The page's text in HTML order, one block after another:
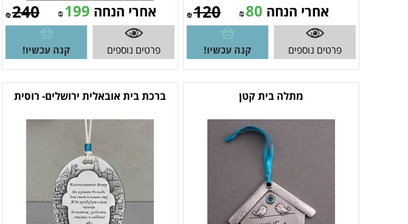
₪120 אחרי הנחה ₪80
פרטים נוספים קנה עכשיו!
₪240 אחרי הנחה ₪199
פרטים נוספים קנה עכשיו!
מתלה בית קטן ברכת בית אובאלית ירושלים- רוסית